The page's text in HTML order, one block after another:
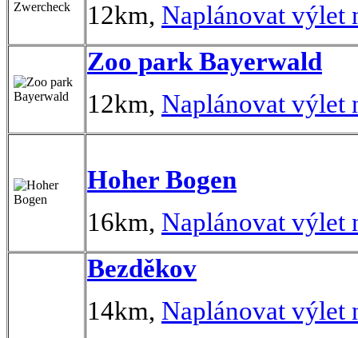
12km, Naplánovat výlet
Zoo park Bayerwald
12km, Naplánovat výlet
Hoher Bogen
16km, Naplánovat výlet
Bezděkov
14km, Naplánovat výlet